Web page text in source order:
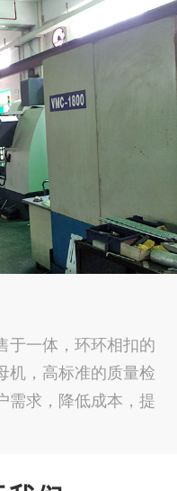
于一体，环环相扣的
机，高标准的质量检
需求，降低成本，提